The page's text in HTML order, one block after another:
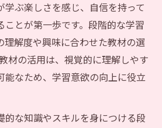
ぶ楽しさを感じ、自信を持って
とが第一歩です。段階的な学習
理解度や興味に合わせた教材の選
材の活用は、視覚的に理解しやす
能なため、学習意欲の向上に役立
的な知識やスキルを身につける段